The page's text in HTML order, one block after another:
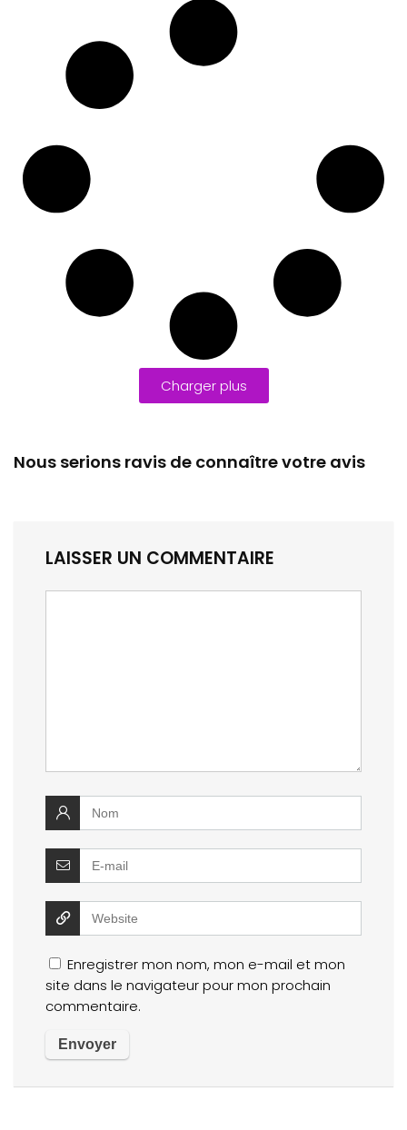
Charger plus
Nous serions ravis de connaître votre avis
LAISSER UN COMMENTAIRE
Enregistrer mon nom, mon e-mail et mon
site dans le navigateur pour mon prochain
commentaire.